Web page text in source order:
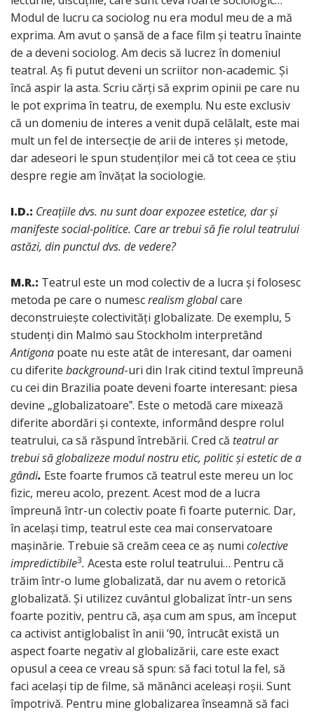
Modul de lucru ca sociolog nu era modul meu de a mă
exprima. Am avut o șansă de a face film și teatru înainte
de a deveni sociolog. Am decis să lucrez în domeniul
teatral. Aș fi putut deveni un scriitor non-academic. Și
încă aspir la asta. Scriu cărți să exprim opinii pe care nu
le pot exprima în teatru, de exemplu. Nu este exclusiv
că un domeniu de interes a venit după celălalt, este mai
mult un fel de intersecție de arii de interes și metode,
dar adeseori le spun studenților mei că tot ceea ce știu
despre regie am învățat la sociologie.
I.D.: Creațiile dvs. nu sunt doar expozee estetice, dar și
manifeste social-politice. Care ar trebui să fie rolul teatrului
astăzi, din punctul dvs. de vedere?
M.R.: Teatrul este un mod colectiv de a lucra și folosesc
metoda pe care o numescrealism globalcare
deconstruiește colectivități globalizate. De exemplu, 5
studenți din Malmö sau Stockholm interpretând
Antigona poate nu este atât de interesant, dar oameni
cu diferite background-uri din Irak citind textul împreună
cu cei din Brazilia poate deveni foarte interesant: piesa
devine „globalizatoareˮ. Este o metodă care mixează
diferite abordări și contexte, informând despre rolul
teatrului, ca să răspund întrebării. Cred că teatrul ar
trebui să globalizeze modul nostru etic, politic și estetic de a
gândi. Este foarte frumos că teatrul este mereu un loc
fizic, mereu acolo, prezent. Acest mod de a lucra
împreună într-un colectiv poate fi foarte puternic. Dar,
în același timp, teatrul este cea mai conservatoare
mașinărie. Trebuie să creăm ceea ce aș numi colective
impredictibile3. Acesta este rolul teatrului… Pentru că
trăim într-o lume globalizată, dar nu avem o retorică
globalizată. Și utilizez cuvântul globalizat într-un sens
foarte pozitiv, pentru că, așa cum am spus, am început
ca activist antiglobalist în anii ’90, întrucât există un
aspect foarte negativ al globalizării, care este exact
opusul a ceea ce vreau să spun: să faci totul la fel, să
faci același tip de filme, să mănânci aceleași roșii. Sunt
împotrivă. Pentru mine globalizarea înseamnă să faci